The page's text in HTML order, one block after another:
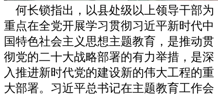
何长锁指出，以县处级以上领导干部为
重点在全党开展学习贯彻习近平新时代中
国特色社会主义思想主题教育，是推动贯
彻党的二十大战略部署的有力举措，是深
入推进新时代党的建设新的伟大工程的重
大部署。习近平总书记在主题教育工作会